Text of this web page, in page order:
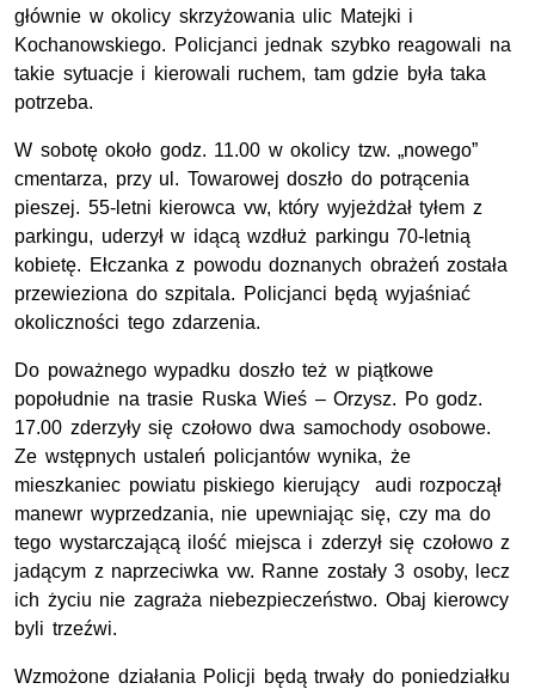
głównie w okolicy skrzyżowania ulic Matejki i
Kochanowskiego. Policjanci jednak szybko reagowali na
takie sytuacje i kierowali ruchem, tam gdzie była taka
potrzeba.
W sobotę około godz. 11.00 w okolicy tzw. „nowego”
cmentarza, przy ul. Towarowej doszło do potrącenia
pieszej. 55-letni kierowca vw, który wyjeżdżał tyłem z
parkingu, uderzył w idącą wzdłuż parkingu 70-letnią
kobietę. Ełczanka z powodu doznanych obrażeń została
przewieziona do szpitala. Policjanci będą wyjaśniać
okoliczności tego zdarzenia.
Do poważnego wypadku doszło też w piątkowe
popołudnie na trasie Ruska Wieś – Orzysz. Po godz.
17.00 zderzyły się czołowo dwa samochody osobowe.
Ze wstępnych ustaleń policjantów wynika, że
mieszkaniec powiatu piskiego kierujący audi rozpoczął
manewr wyprzedzania, nie upewniając się, czy ma do
tego wystarczającą ilość miejsca i zderzył się czołowo z
jadącym z naprzeciwka vw. Ranne zostały 3 osoby, lecz
ich życiu nie zagraża niebezpieczeństwo. Obaj kierowcy
byli trzeźwi.
Wzmożone działania Policji będą trwały do poniedziałku